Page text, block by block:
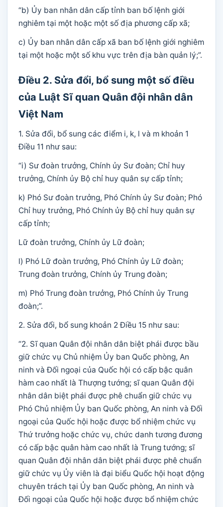
“b) Ủy ban nhân dân cấp tỉnh ban bố lệnh giới
nghiêm tại một hoặc một số địa phương cấp xã;
c) Ủy ban nhân dân cấp xã ban bố lệnh giới nghiêm
tại một hoặc một số khu vực trên địa bàn quản lý;”.
Điều 2. Sửa đổi, bổ sung một số điều
của Luật Sĩ quan Quân đội nhân dân
Việt Nam
1. Sửa đổi, bổ sung các điểm i, k, l và m khoản 1
Điều 11 như sau:
“i) Sư đoàn trưởng, Chính ủy Sư đoàn; Chỉ huy
trưởng, Chính ủy Bộ chỉ huy quân sự cấp tỉnh;
k) Phó Sư đoàn trưởng, Phó Chính ủy Sư đoàn; Phó
Chỉ huy trưởng, Phó Chính ủy Bộ chỉ huy quân sự
cấp tỉnh;
Lữ đoàn trưởng, Chính ủy Lữ đoàn;
l) Phó Lữ đoàn trưởng, Phó Chính ủy Lữ đoàn;
Trung đoàn trưởng, Chính ủy Trung đoàn;
m) Phó Trung đoàn trưởng, Phó Chính ủy Trung
đoàn;”.
2. Sửa đổi, bổ sung khoản 2 Điều 15 như sau:
“2. Sĩ quan Quân đội nhân dân biệt phái được bầu
giữ chức vụ Chủ nhiệm Ủy ban Quốc phòng, An
ninh và Đối ngoại của Quốc hội có cấp bậc quân
hàm cao nhất là Thượng tướng; sĩ quan Quân đội
nhân dân biệt phái được phê chuẩn giữ chức vụ
Phó Chủ nhiệm Ủy ban Quốc phòng, An ninh và Đối
ngoại của Quốc hội hoặc được bổ nhiệm chức vụ
Thứ trưởng hoặc chức vụ, chức danh tương đương
có cấp bậc quân hàm cao nhất là Trung tướng; sĩ
quan Quân đội nhân dân biệt phái được phê chuẩn
giữ chức vụ Ủy viên là đại biểu Quốc hội hoạt động
chuyên trách tại Ủy ban Quốc phòng, An ninh và
Đối ngoại của Quốc hội hoặc được bổ nhiệm chức